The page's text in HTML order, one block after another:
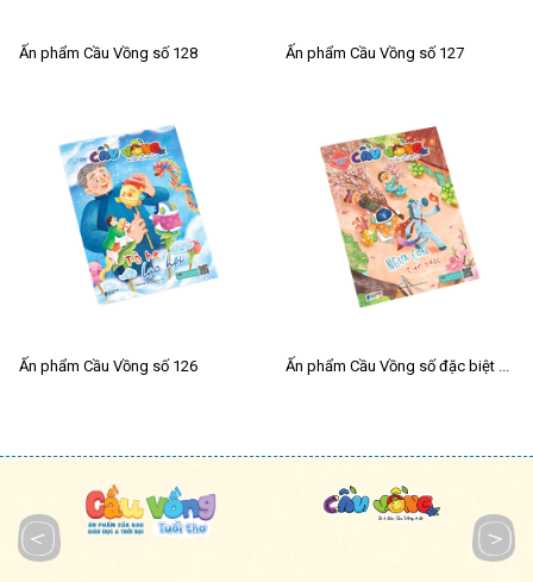
Ấn phẩm Cầu Vồng số 128 Ấn phẩm Cầu Vồng số 127
Ấn phẩm Cầu Vồng số 126 Ấn phẩm Cầu Vồng số đặc biệt Tết 2026